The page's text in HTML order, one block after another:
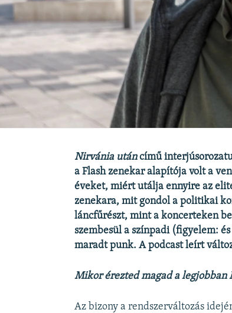
Nirvánia utáncímű
a Flash zenekar alapítója volt a
éveket, miért utálja ennyire az
zenekara, mit gondol a politikai
láncfűrészt, mint a koncerteken
szembesül a színpadi (figyelem:
maradt punk. A podcast leírt
Mikor érezted magad a legjobban
Az bizony a rendszerváltozás